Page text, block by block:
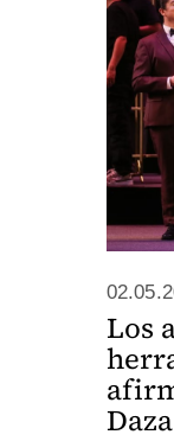
Los
Daza